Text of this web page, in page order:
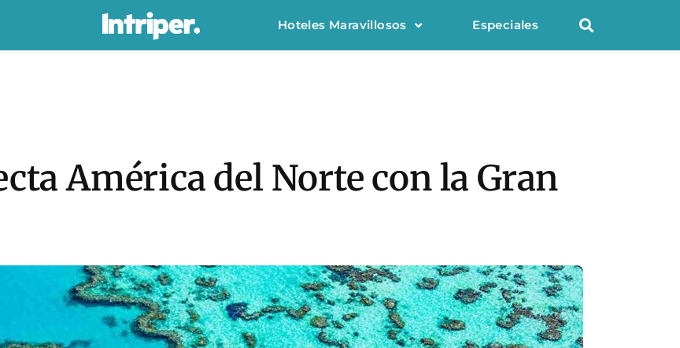
Hoteles Maravillosos Especiales
América del Norte con la Gran